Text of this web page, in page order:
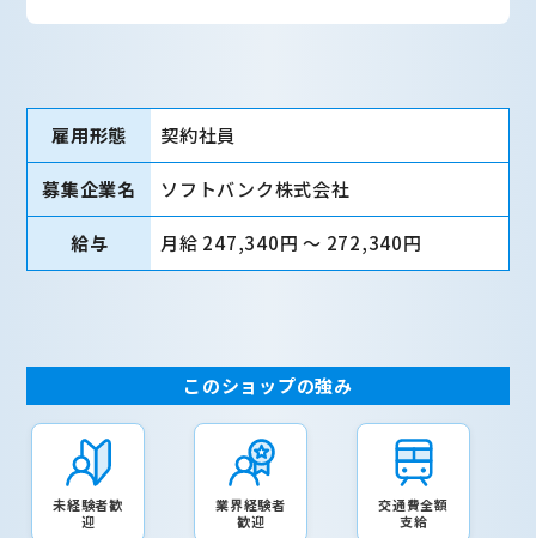
雇用形態 契約社員
募集企業名 ソフトバンク株式会社
給与 月給 247,340円 〜 272,340円
このショップの強み
未経験者歓
迎
業界経験者
歓迎
交通費全額
支給